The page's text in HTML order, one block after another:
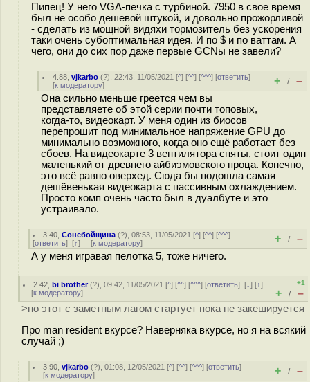
Пипец! У него VGA-печка с турбиной. 7950 в свое время
был не особо дешевой штукой, и довольно прожорливой
- сделать из мощной видяхи тормозитель без ускорения
таки очень субоптимальная идея. И по $ и по ваттам. А
чего, они до сих пор даже первые GCNы не завели?
4.88 ,vjkarbo (?), 22:43, 11/05/2021 [^] [^^] [^^^] [ответить]
[к модератору] + / –
Она сильно меньше греется чем вы
представляете об этой серии почти топовых,
когда-то, видеокарт. У меня один из биосов
перепрошит под минимальное напряжение GPU до
минимально возможного, когда оно ещё работает без
сбоев. На видеокарте 3 вентилятора сняты, стоит один
маленький от древнего айбиэмовского проца. Конечно,
это всё равно оверхед. Сюда бы подошла самая
дешёвенькая видеокарта с пассивным охлаждением.
Просто комп очень часто был в дуалбуте и это
устраивало.
3.40 ,Сонебойщина (?), 08:53, 11/05/2021 [^] [^^] [^^^]
[ответить] [↑] [к модератору] + / –
А у меня игравая пелотка 5, тоже ничего.
2.42 ,bi brother(?), 09:42, 11/05/2021 [^] [^^] [^^^] [ответить][↓] [↑]
[к модератору]
+1
+ / –
>но этот с заметным лагом стартует пока не закешируется
Про man resident вкурсе? Наверняка вкурсе, но я на всякий
случай ;)
3.90 ,vjkarbo (?), 01:08, 12/05/2021 [^] [^^] [^^^] [ответить]
[к модератору] + / –